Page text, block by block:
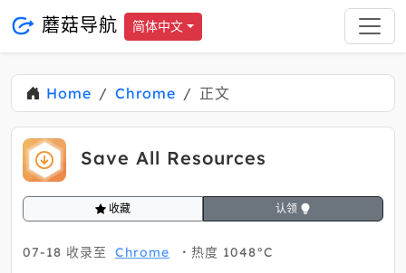
蘑菇导航 简体中文
Home Chrome 正文
Save All Resources
收藏 认领
07-18 收录至 Chrome 热度 1048°C